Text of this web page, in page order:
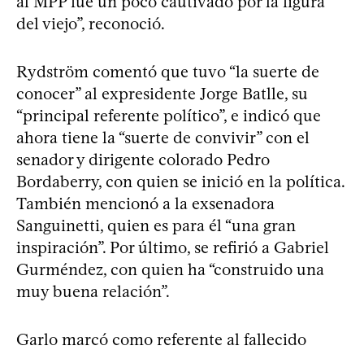
del viejo”, reconoció.
Rydström comentó que tuvo “la suerte de
conocer” al expresidente Jorge Batlle, su
“principal referente político”, e indicó que
ahora tiene la “suerte de convivir” con el
senador y dirigente colorado Pedro
Bordaberry, con quien se inició en la política.
También mencionó a la exsenadora
Sanguinetti, quien es para él “una gran
inspiración”. Por último, se refirió a Gabriel
Gurméndez, con quien ha “construido una
muy buena relación”.
Garlo marcó como referente al fallecido